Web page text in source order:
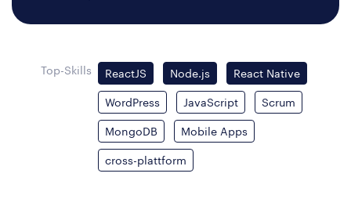
Top-Skills ReactJS Node.js React Native
WordPress JavaScript Scrum
MongoDB Mobile Apps
cross-plattform